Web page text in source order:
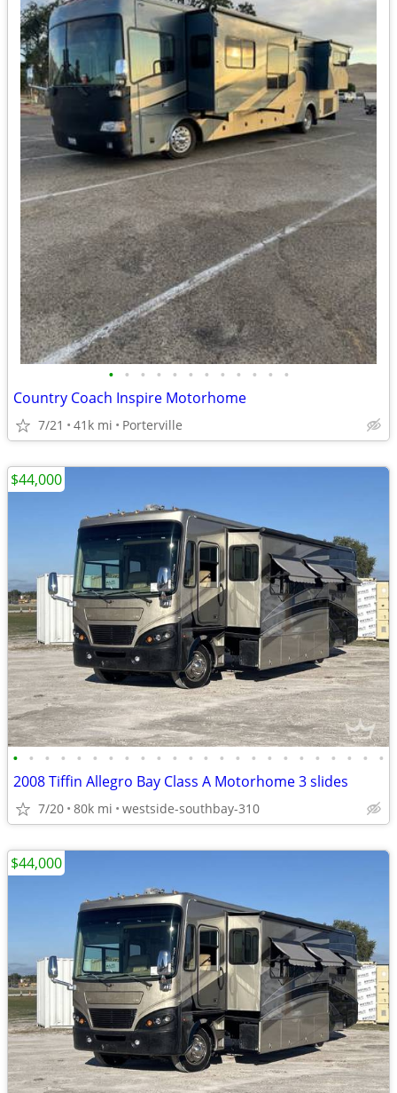
• • • • • • • • • • • •
Country Coach Inspire Motorhome
7/21 41k mi Porterville
• • • • • • • • • • • • • • • • • • • • • • • •
2008 Tiffin Allegro Bay Class A Motorhome 3 slides
7/20 80k mi westside-southbay-310
$44,000
$44,000